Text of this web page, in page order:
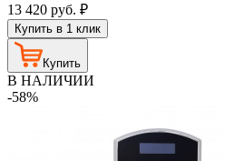
13 420 руб. ₽
Купить в 1 клик
Купить
В НАЛИЧИИ
-58%